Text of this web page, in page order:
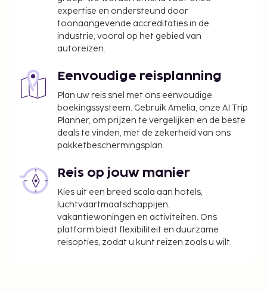
expertise en ondersteund door
toonaangevende accreditaties in de
industrie, vooral op het gebied van
autoreizen.
Eenvoudige reisplanning
Plan uw reis snel met ons eenvoudige
boekingssysteem. Gebruik Amelia, onze AI Trip
Planner, om prijzen te vergelijken en de beste
deals te vinden, met de zekerheid van ons
pakketbeschermingsplan.
Reis op jouw manier
Kies uit een breed scala aan hotels,
luchtvaartmaatschappijen,
vakantiewoningen en activiteiten. Ons
platform biedt flexibiliteit en duurzame
reisopties, zodat u kunt reizen zoals u wilt.